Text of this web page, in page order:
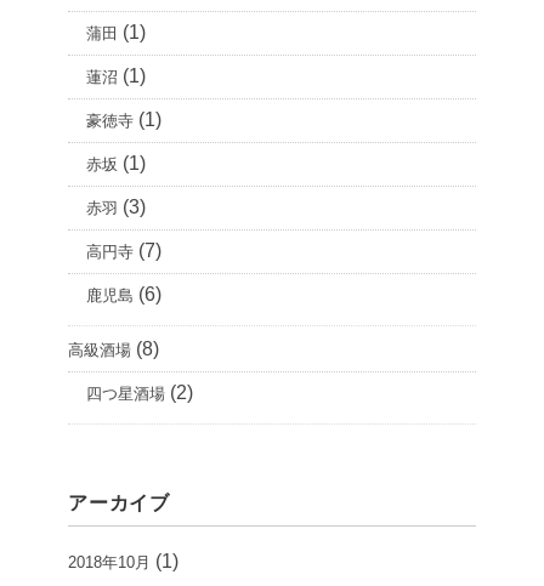
蒲田 (1)
蓮沼 (1)
豪徳寺 (1)
赤坂 (1)
赤羽 (3)
高円寺 (7)
鹿児島 (6)
高級酒場 (8)
四つ星酒場 (2)
アーカイブ
2018年10月 (1)